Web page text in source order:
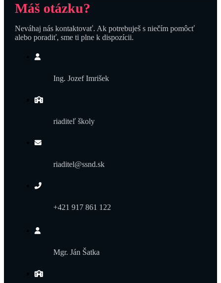
Máš otázku?
Neváhaj nás kontaktovať. Ak potrebuješ s niečím pomôcť
alebo poradiť, sme ti plne k dispozícii.
Ing. Jozef Imrišek
riaditeľ školy
riaditel@ssnd.sk
+421 917 861 122
Mgr. Ján Šatka